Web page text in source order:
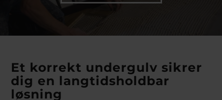
Et korrekt undergulv sikrer
dig en langtidsholdbar
løsning